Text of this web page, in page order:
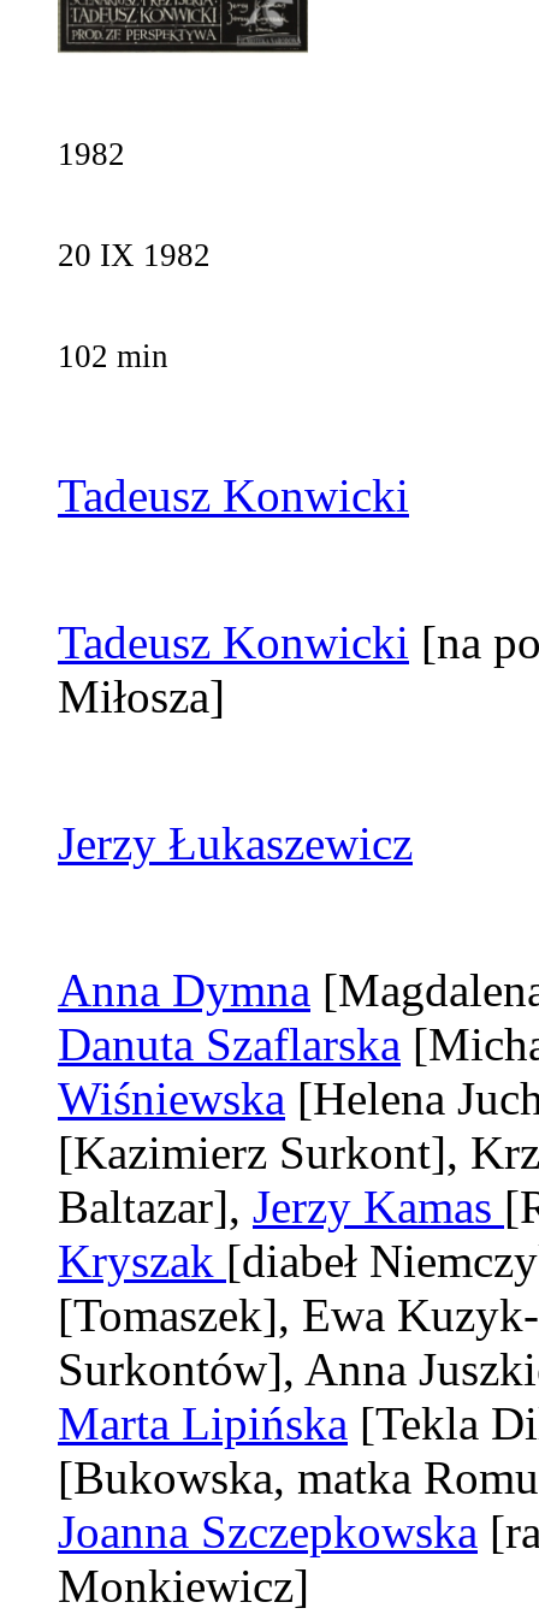
1982
20 IX 1982
102 min
Tadeusz Konwicki
Tadeusz Konwicki [na
Miłosza]
Jerzy Łukaszewicz
Anna Dymna
Danuta Szaflarska
Wiśniewska [Helena
[Kazimierz Surkont],
Baltazar], Jerzy Kamas
Kryszak [diabeł
[Tomaszek], Ewa
Surkontów], Anna
Marta Lipińska [Tekla
[Bukowska, matka
Joanna Szczepkowska
Monkiewicz]